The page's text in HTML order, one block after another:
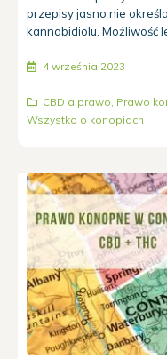
przepisy jasno nie
kannabidiolu. Możliwość
4 września 2023
CBD a prawo, Prawo
Wszystko o konopiach